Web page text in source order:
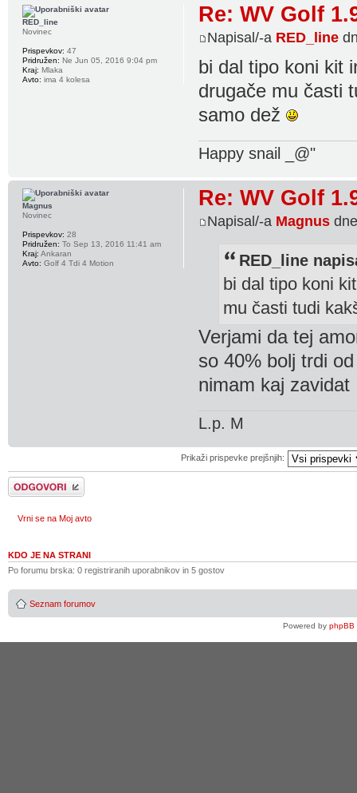
Re: WV Golf
Napisal/-a RED_line
bi dal tipo koni kit
drugače mu časti
samo dež
Happy snail _@"
RED_line
Novinec
Prispevkov: 47
Pridružen: Ne Jun 05, 2016 9:04 pm
Kraj: Mlaka
Avto: ima 4 kolesa
Re: WV Golf
Napisal/-a Magnus
RED_line
bi dal tipo koni
mu časti tudi
Verjami da tej
so 40% bolj trdi
nimam kaj zavidat
L.p. M
Magnus
Novinec
Prispevkov: 28
Pridružen: To Sep 13, 2016 11:41 am
Kraj: Ankaran
Avto: Golf 4 Tdi 4 Motion
Prikaži prispevke prejšnjih:
Napiši odgovor
Vrni se na Moj avto
KDO JE NA STRANI
Po forumu brska: 0 registriranih uporabnikov in 5 gostov
Seznam forumov
Powered byphpBB